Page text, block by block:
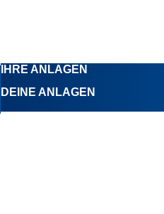
IHRE ANLAGEN
DEINE ANLAGEN